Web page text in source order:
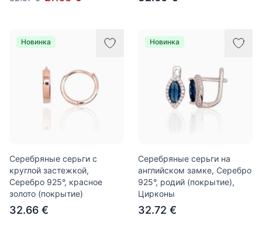
Новинка
Серебряные серьги с
круглой застежкой,
Серебро 925°, красное
золото (покрытие)
32.66 €
Новинка
Серебряные серьги на
английском замке, Серебро
925°, родий (покрытие),
Цирконы
32.72 €